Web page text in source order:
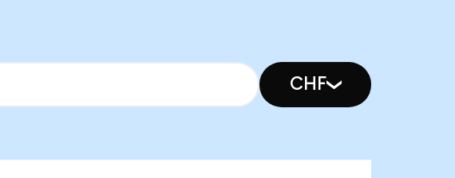
CHF